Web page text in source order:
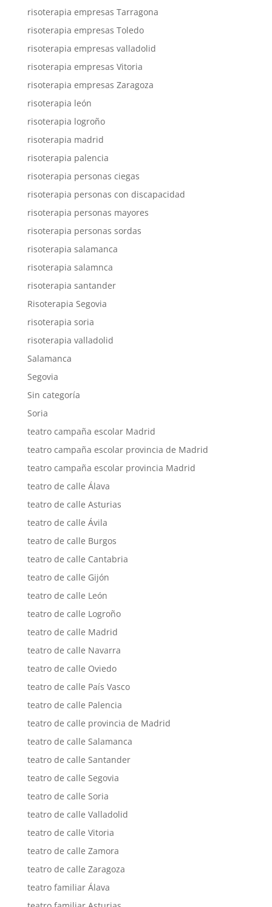
risoterapia empresas Tarragona
risoterapia empresas Toledo
risoterapia empresas valladolid
risoterapia empresas Vitoria
risoterapia empresas Zaragoza
risoterapia león
risoterapia logroño
risoterapia madrid
risoterapia palencia
risoterapia personas ciegas
risoterapia personas con discapacidad
risoterapia personas mayores
risoterapia personas sordas
risoterapia salamanca
risoterapia salamnca
risoterapia santander
Risoterapia Segovia
risoterapia soria
risoterapia valladolid
Salamanca
Segovia
Sin categoría
Soria
teatro campaña escolar Madrid
teatro campaña escolar provincia de Madrid
teatro campaña escolar provincia Madrid
teatro de calle Álava
teatro de calle Asturias
teatro de calle Ávila
teatro de calle Burgos
teatro de calle Cantabria
teatro de calle Gijón
teatro de calle León
teatro de calle Logroño
teatro de calle Madrid
teatro de calle Navarra
teatro de calle Oviedo
teatro de calle País Vasco
teatro de calle Palencia
teatro de calle provincia de Madrid
teatro de calle Salamanca
teatro de calle Santander
teatro de calle Segovia
teatro de calle Soria
teatro de calle Valladolid
teatro de calle Vitoria
teatro de calle Zamora
teatro de calle Zaragoza
teatro familiar Álava